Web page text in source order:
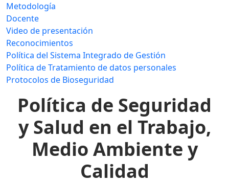
Metodología
Docente
Video de presentación
Reconocimientos
Política del Sistema Integrado de Gestión
Política de Tratamiento de datos personales
Protocolos de Bioseguridad
Política de Seguridad
y Salud en el Trabajo,
Medio Ambiente y
Calidad